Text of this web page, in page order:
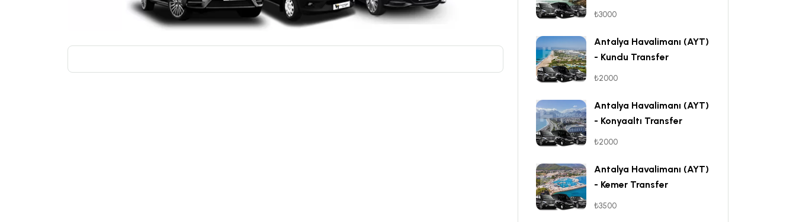
₺3000
Antalya Havalimanı (AYT)
- Kundu Transfer
₺2000
Antalya Havalimanı (AYT)
- Konyaaltı Transfer
₺2000
Antalya Havalimanı (AYT)
- Kemer Transfer
₺3500